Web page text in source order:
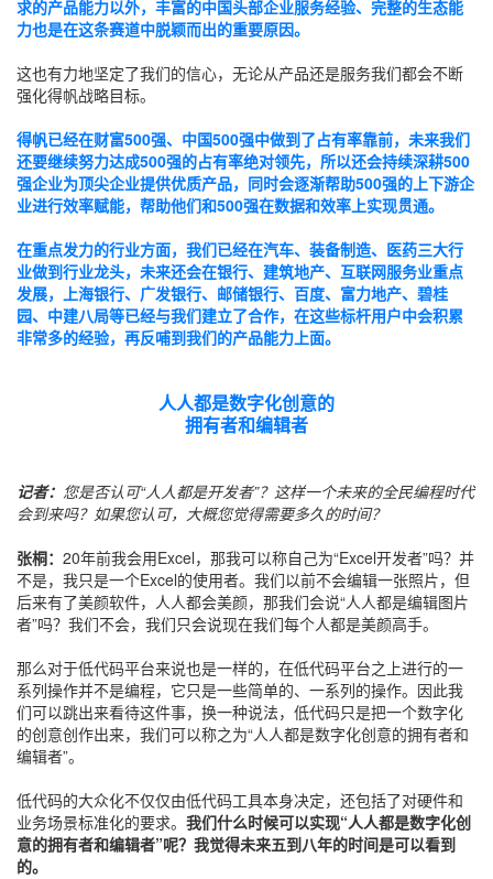
求的产品能力以外，丰富的中国头部企业服务经验、完整的生态能
力也是在这条赛道中脱颖而出的重要原因。
这也有力地坚定了我们的信心，无论从产品还是服务我们都会不断
强化得帆战略目标。
得帆已经在财富500强、中国500强中做到了占有率靠前，未来我们
还要继续努力达成500强的占有率绝对领先，所以还会持续深耕500
强企业为顶尖企业提供优质产品，同时会逐渐帮助500强的上下游企
业进行效率赋能，帮助他们和500强在数据和效率上实现贯通。
在重点发力的行业方面，我们已经在汽车、装备制造、医药三大行
业做到行业龙头，未来还会在银行、建筑地产、互联网服务业重点
发展，上海银行、广发银行、邮储银行、百度、富力地产、碧桂
园、中建八局等已经与我们建立了合作，在这些标杆用户中会积累
非常多的经验，再反哺到我们的产品能力上面。
人人都是数字化创意的
拥有者和编辑者
记者： 您是否认可“人人都是开发者”？这样一个未来的全民编程时代
会到来吗？如果您认可，大概您觉得需要多久的时间？
张桐： 20年前我会用Excel，那我可以称自己为“Excel开发者”吗？并
不是，我只是一个Excel的使用者。我们以前不会编辑一张照片，但
后来有了美颜软件，人人都会美颜，那我们会说“人人都是编辑图片
者”吗？我们不会，我们只会说现在我们每个人都是美颜高手。
那么对于低代码平台来说也是一样的，在低代码平台之上进行的一
系列操作并不是编程，它只是一些简单的、一系列的操作。因此我
们可以跳出来看待这件事，换一种说法，低代码只是把一个数字化
的创意创作出来，我们可以称之为“人人都是数字化创意的拥有者和
编辑者”。
低代码的大众化不仅仅由低代码工具本身决定，还包括了对硬件和
业务场景标准化的要求。 我们什么时候可以实现“人人都是数字化创
意的拥有者和编辑者”呢？我觉得未来五到八年的时间是可以看到
的。